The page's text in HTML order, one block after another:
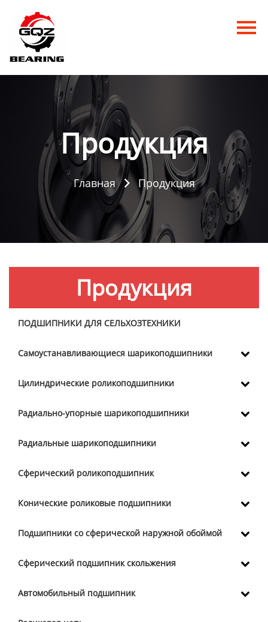
Главная
Продукция
Новости
Контакты Продукция
Главная  Продукция
Продукция
ПОДШИПНИКИ ДЛЯ СЕЛЬХОЗТЕХНИКИ
Самоустанавливающиеся шарикоподшипники
Цилиндрические роликоподшипники
Радиально-упорные шарикоподшипники
Радиальные шарикоподшипники
Сферический роликоподшипник
Конические роликовые подшипники
Подшипники со сферической наружной обоймой
Сферический подшипник скольжения
Автомобильный подшипник